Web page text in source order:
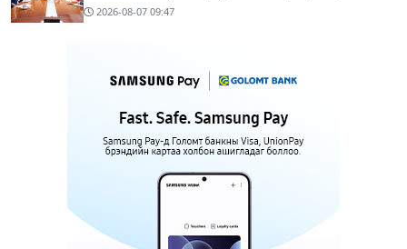
2026-08-07 09:47
Улаанбаатарт 29 хэм дулаан байна
2 цагийн өмнө
С.Амарсайхан: Дуусаагүй барилгад урьдчилсан
байдлаар зөвшөөрөл гэрчилгээ олгохгүй байхаар
зохион байгуулалт хий